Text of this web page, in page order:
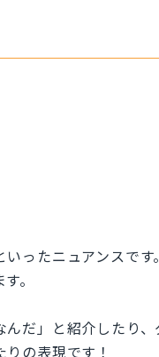
ったニュアンスです
。
だ」と紹介したり
の表現です！